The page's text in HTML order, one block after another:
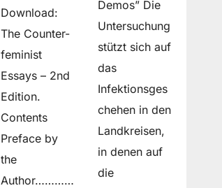
Download:
The Counter-
feminist
Essays – 2nd
Edition.
Contents
Preface by
the
Author…………
Demos” Die
Untersuchung
stützt sich auf
das
Infektionsges
chehen in den
Landkreisen,
in denen auf
die